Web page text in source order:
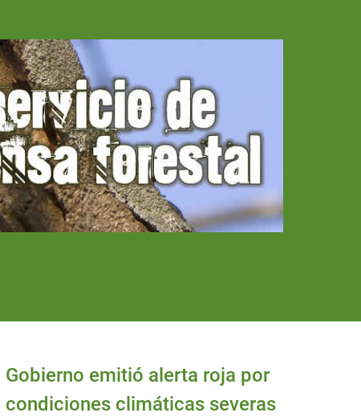
Gobierno emitió alerta roja por
condiciones climáticas severas